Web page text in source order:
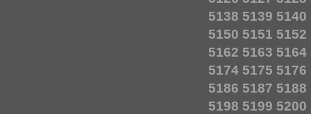
5138 5139 5140
5150 5151 5152
5162 5163 5164
5174 5175 5176
5186 5187 5188
5198 5199 5200